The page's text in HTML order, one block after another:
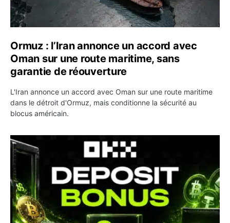
Ormuz : l’Iran annonce un accord avec
Oman sur une route maritime, sans
garantie de réouverture
L'Iran annonce un accord avec Oman sur une route maritime
dans le détroit d'Ormuz, mais conditionne la sécurité au
blocus américain.
OKX relance une campagne Deposit Bonus : jusqu’à 5